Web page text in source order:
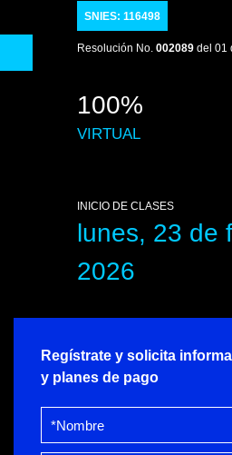
SNIES: 116498
Resolución No. 002089 del 01
100%
VIRTUAL
INICIO DE CLASES
lunes, 23 de
2026
Regístrate y solicita
y planes de pago